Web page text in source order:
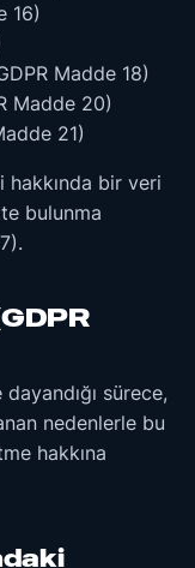
16)
Madde 18)
Madde 20)
21)
hakkında bir veri
bulunma
sürece,
nedenlerle bu
hakkına